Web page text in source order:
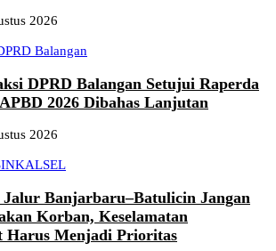
2026
Balangan
DPRD Balangan Setujui Raperda
2026 Dibahas Lanjutan
2026
KALSEL
Banjarbaru–Batulicin Jangan
Korban, Keselamatan
Harus Menjadi Prioritas